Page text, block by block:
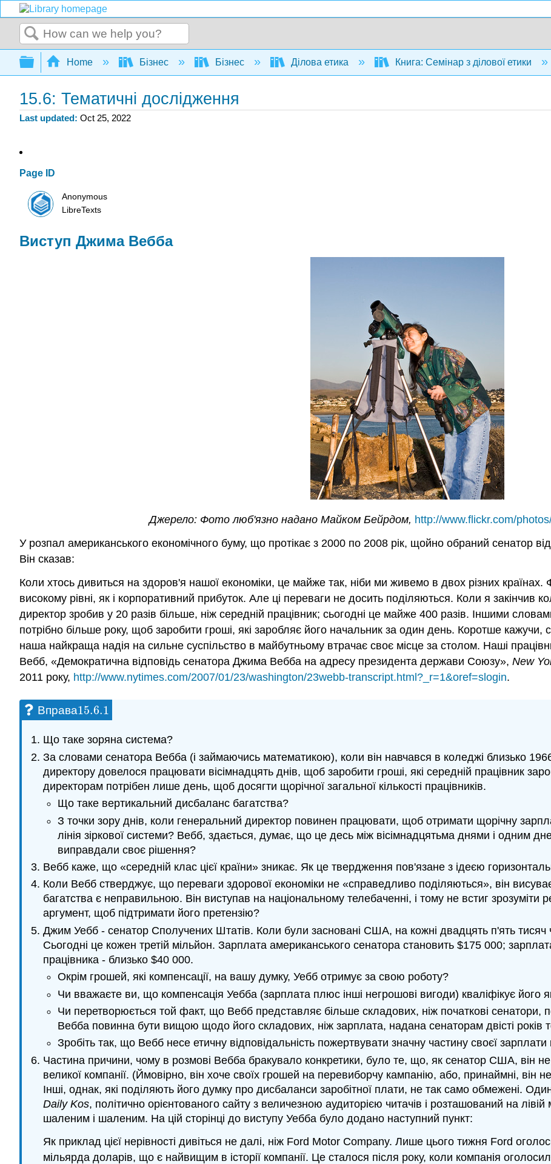
Search
Expand/collapse global hierarchy
Home Бізнес Бізнес Ділова етика Книга: Семінар з ділової етики
15.6: Тематичні дослідження
Last updated Oct 25, 2022
Page ID
Anonymous
LibreTexts
Виступ Джима Вебба
Джерело: Фото люб'язно надано Майком Бейрдом, http://www.flickr.com/
У розпал американського економічного буму, що протікає з 2000 по 2008 рік, щойно обраний сенатор
Він сказав:
Коли хтось дивиться на здоров'я нашої економіки, це майже так, ніби ми живемо в двох різних
високому рівні, як і корпоративний прибуток. Але ці переваги не досить поділяються. Коли я закінчив
директор зробив у 20 разів більше, ніж середній працівник; сьогодні це майже 400 разів. Іншими
потрібно більше року, щоб заробити гроші, які заробляє його начальник за один день. Коротше кажучи,
наша найкраща надія на сильне суспільство в майбутньому втрачає своє місце за столом. Наші
Вебб, «Демократична відповідь сенатора Джима Вебба на адресу президента держави Союзу», New
2011 року, http://www.nytimes.com/2007/01/23/washington/23webb-transcript.html?_r=1&oref=slogin.
Вправа15.6.1
15.6.1
Що таке зоряна система?
За словами сенатора Вебба (і займаючись математикою), коли він навчався в коледжі близько
директору довелося працювати вісімнадцять днів, щоб заробити гроші, які середній працівник
директорам потрібен лише день, щоб досягти щорічної загальної кількості працівників.
Що таке вертикальний дисбаланс багатства?
З точки зору днів, коли генеральний директор повинен працювати, щоб отримати щорічну
лінія зіркової системи? Вебб, здається, думає, що це десь між вісімнадцятьма днями і одним
виправдали своє рішення?
Вебб каже, що «середній клас цієї країни» зникає. Як це твердження пов'язане з ідеєю
Коли Вебб стверджує, що переваги здорової економіки не «справедливо поділяються», він
багатства є неправильною. Він виступав на національному телебаченні, і тому не встиг
аргумент, щоб підтримати його претензію?
Джим Уебб - сенатор Сполучених Штатів. Коли були засновані США, на кожні двадцять п'ять тисяч
Сьогодні це кожен третій мільйон. Зарплата американського сенатора становить $175 000;
працівника - близько $40 000.
Окрім грошей, які компенсації, на вашу думку, Уебб отримує за свою роботу?
Чи вважаєте ви, що компенсація Уебба (зарплата плюс інші негрошові вигоди) кваліфікує його
Чи перетворюється той факт, що Вебб представляє більше складових, ніж початкові
Вебба повинна бути вищою щодо його складових, ніж зарплата, надана сенаторам двісті років
Зробіть так, що Вебб несе етичну відповідальність пожертвувати значну частину своєї
Частина причини, чому в розмові Вебба бракувало конкретики, було те, що, як сенатор США, він
великої компанії. (Ймовірно, він хоче своїх грошей на перевиборчу кампанію, або, принаймні,
Інші, однак, які поділяють його думку про дисбаланси заробітної плати, не так само обмежені.
Daily Kos, політично орієнтованого сайту з величезною аудиторією читачів і розташований на
шаленим і шаленим. На цій сторінці до виступу Уебба було додано наступний пункт:
Як приклад цієї нерівності дивіться не далі, ніж Ford Motor Company. Лише цього тижня Ford
мільярда доларів, що є найвищим в історії компанії. Це сталося після року, коли компанія